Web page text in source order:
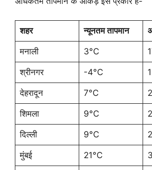
शहर न्यूनतम तापमान
मनाली 3°C
श्रीनगर -4°C
देहरादून 7°C
शिमला 9°C
दिल्ली 9°C
मुंबई 21°C